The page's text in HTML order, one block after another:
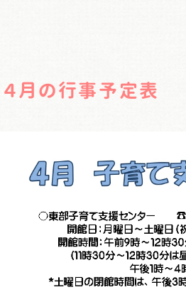
４月の行事予定表